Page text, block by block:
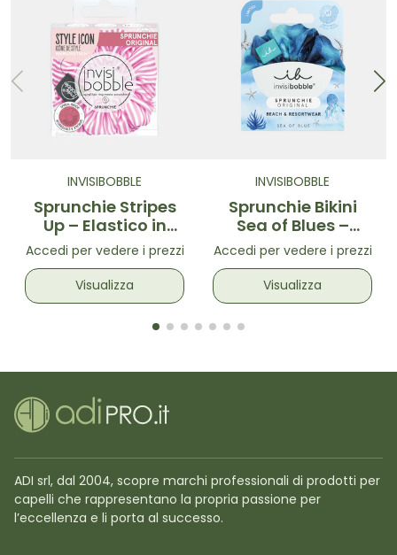
INVISIBOBBLE
Sprunchie Stripes
Up – Elastico in
tessuto con spirale
interna Rosa e
Bianco Zebrato
Accedi per vedere i prezzi
Visualizza
INVISIBOBBLE
Sprunchie Bikini
Sea of Blues –
Elastico in tessuto
Blu con spirale
interna
Accedi per vedere i prezzi
Visualizza
ADI srl, dal 2004, scopre marchi professionali di prodotti per
capelli che rappresentano la propria passione per
l’eccellenza e li porta al successo.